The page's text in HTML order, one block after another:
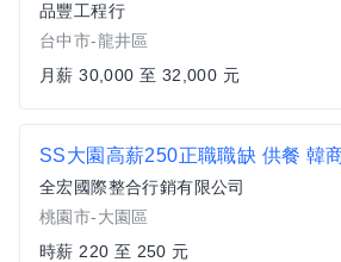
品豐工程行
台中市-龍井區
月薪 30,000 至 32,000 元
全宏國際整合行銷有限公司
桃園市-大園區
時薪 220 至 250 元